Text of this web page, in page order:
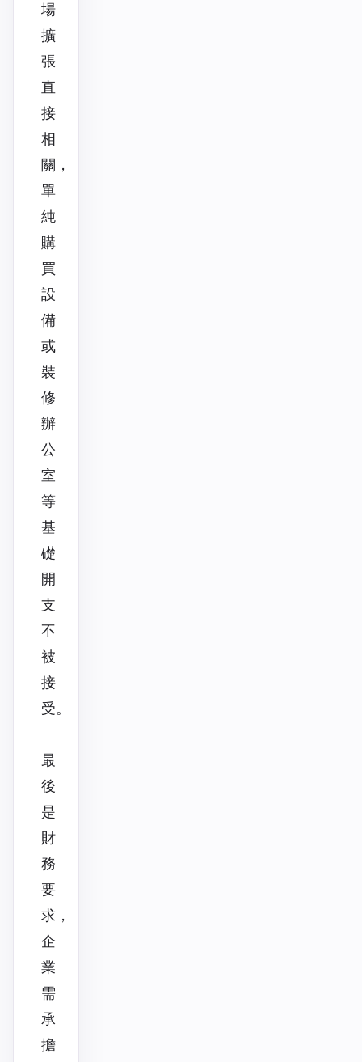
場
擴
張
直
接
相
關，
單
純
購
買
設
備
或
裝
修
辦
公
室
等
基
礎
開
支
不
被
接
受。
最
後
是
財
務
要
求，
企
業
需
承
擔